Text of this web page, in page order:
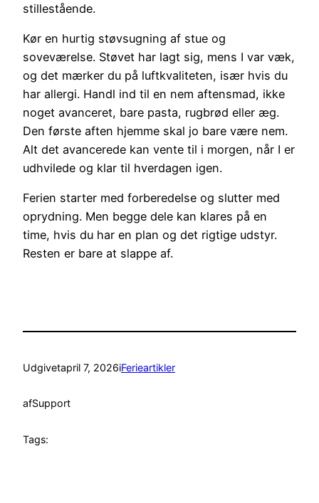
stillestående.
Kør en hurtig støvsugning af stue og
soveværelse. Støvet har lagt sig, mens I var væk,
og det mærker du på luftkvaliteten, især hvis du
har allergi. Handl ind til en nem aftensmad, ikke
noget avanceret, bare pasta, rugbrød eller æg.
Den første aften hjemme skal jo bare være nem.
Alt det avancerede kan vente til i morgen, når I er
udhvilede og klar til hverdagen igen.
Ferien starter med forberedelse og slutter med
oprydning. Men begge dele kan klares på en
time, hvis du har en plan og det rigtige udstyr.
Resten er bare at slappe af.
Udgivetapril 7, 2026iFerieartikler
afSupport
Tags: